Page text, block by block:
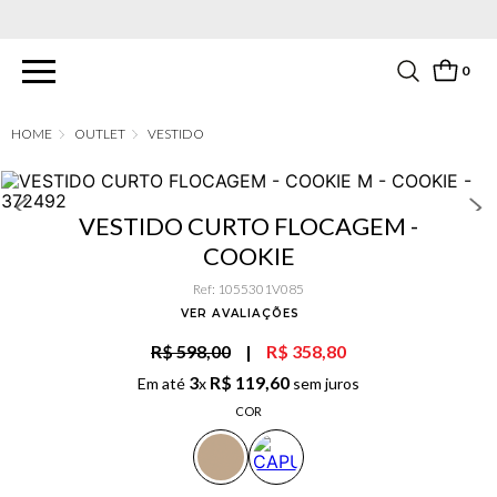
0
OUTLET VESTIDO
VESTIDO CURTO FLOCAGEM -
COOKIE
Ref: 1055301V085
VER AVALIAÇÕES
R$ 598,00 | R$ 358,80
Em até 3x R$ 119,60 sem juros
COR